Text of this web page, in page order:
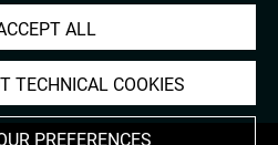
ALL
TECHNICAL COOKIES
PREFERENCES